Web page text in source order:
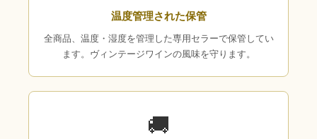
温度管理された保管
全商品、温度・湿度を管理した専用セラーで保管してい
ます。ヴィンテージワインの風味を守ります。
🚚